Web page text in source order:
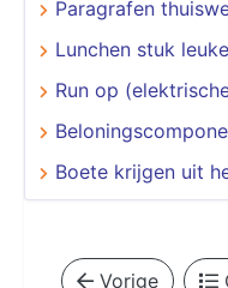
Paragrafen
Lunchen stuk
Run op
Boete krijgen uit
Vorige